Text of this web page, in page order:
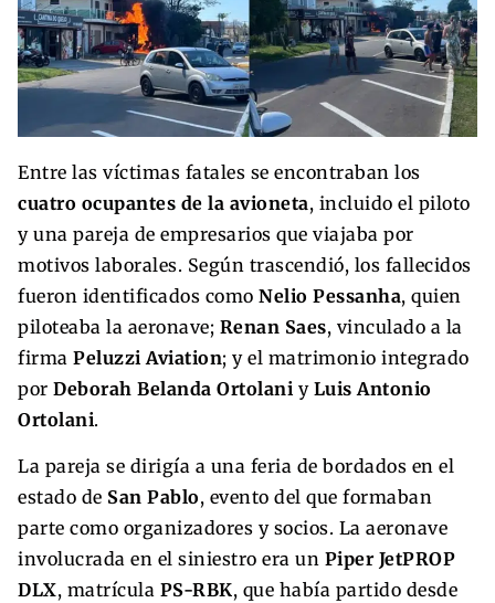
Entre las víctimas fatales se encontraban los
cuatro ocupantes de la avioneta, incluido el piloto
y una pareja de empresarios que viajaba por
motivos laborales. Según trascendió, los fallecidos
fueron identificados como Nelio Pessanha, quien
piloteaba la aeronave; Renan Saes, vinculado a la
firma Peluzzi Aviation; y el matrimonio integrado
por Deborah Belanda Ortolani y Luis Antonio
Ortolani.
La pareja se dirigía a una feria de bordados en el
estado de San Pablo, evento del que formaban
parte como organizadores y socios. La aeronave
involucrada en el siniestro era un Piper JetPROP
DLX, matrícula PS-RBK, que había partido desde